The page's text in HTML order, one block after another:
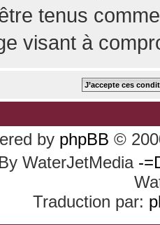
tenus
visant à
by phpBB ©
WaterJetMedia -
Traduction par: